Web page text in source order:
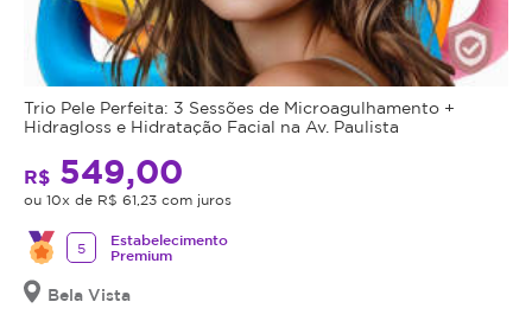
Trio Pele Perfeita: 3 Sessões de Microagulhamento +
Hidragloss e Hidratação Facial na Av. Paulista
R$ 549,00
ou 10x de R$ 61,23 com juros
5
Estabelecimento
Premium
Bela Vista